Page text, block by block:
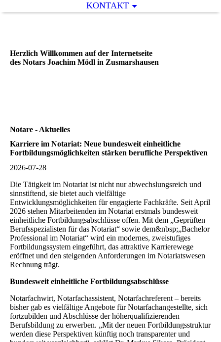
KONTAKT
Herzlich Willkommen auf der Internetseite
des Notars Joachim Mödl in Zusmarshausen
Notare - Aktuelles
Karriere im Notariat: Neue bundesweit einheitliche
Fortbildungsmöglichkeiten stärken berufliche Perspektiven
2026-07-28
Die Tätigkeit im Notariat ist nicht nur abwechslungsreich und
sinnstiftend, sie bietet auch vielfältige
Entwicklungsmöglichkeiten für engagierte Fachkräfte. Seit April
2026 stehen Mitarbeitenden im Notariat erstmals bundesweit
einheitliche Fortbildungsabschlüsse offen. Mit dem „Geprüften
Berufsspezialisten für das Notariat“ sowie dem&nbsp;„Bachelor
Professional im Notariat“ wird ein modernes, zweistufiges
Fortbildungssystem eingeführt, das attraktive Karrierewege
eröffnet und den steigenden Anforderungen im Notariatswesen
Rechnung trägt.
Bundesweit einheitliche Fortbildungsabschlüsse
Notarfachwirt, Notarfachassistent, Notarfachreferent – bereits
bisher gab es vielfältige Angebote für Notarfachangestellte, sich
fortzubilden und Abschlüsse der höherqualifizierenden
Berufsbildung zu erwerben. „Mit der neuen Fortbildungsstruktur
werden diese Perspektiven künftig noch transparenter und